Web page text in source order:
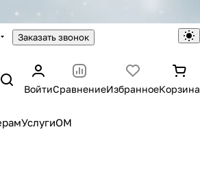
Заказать звонок
ВойтиСравнениеИзбранноеКорзина
УслугиOM